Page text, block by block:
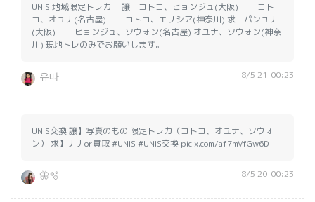
UNIS 地域限定トレカ 譲 コトコ、ヒョンジュ(大阪) コト
コ、オユナ(名古屋) コトコ、エリシア(神奈川) 求 パンユナ
(大阪) ヒョンジュ、ソウォン(名古屋) オユナ、ソウォン(神奈
川) 現地トレのみでお願いします。
유따 8/5 21:00:23
UNIS交換 譲】写真のもの 限定トレカ（コトコ、オユナ、ソウォ
ン） 求】ナナor買取 #UNIS #UNIS交換 pic.x.com/af7mVfGw6D
🦋🫧 8/5 20:00:23